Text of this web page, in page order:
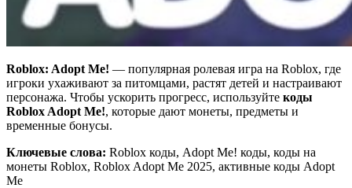
Roblox: Adopt Me! — популярная ролевая игра на Roblox, где
игроки ухаживают за питомцами, растят детей и настраивают
персонажа. Чтобы ускорить прогресс, используйте коды
Roblox Adopt Me!, которые дают монеты, предметы и
временные бонусы.
Ключевые слова: Roblox коды, Adopt Me! коды, коды на
монеты Roblox, Roblox Adopt Me 2025, активные коды Adopt
Me